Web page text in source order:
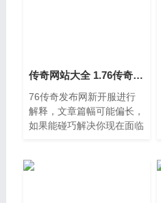
传奇网站大全 1.76传奇发布网新开服
76传奇发布网新开服进行
解释，文章篇幅可能偏长，
如果能碰巧解决你现在面临
好，今天给各位分享传奇网